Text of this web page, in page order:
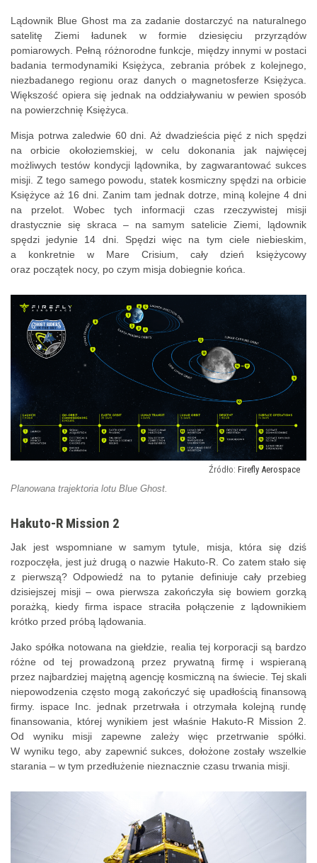
Lądownik Blue Ghost ma za zadanie dostarczyć na naturalnego
satelitę Ziemi ładunek w formie dziesięciu przyrządów
pomiarowych. Pełną różnorodne funkcje, między innymi w postaci
badania termodynamiki Księżyca, zebrania próbek z kolejnego,
niezbadanego regionu oraz danych o magnetosferze Księżyca.
Większość opiera się jednak na oddziaływaniu w pewien sposób
na powierzchnię Księżyca.
Misja potrwa zaledwie 60 dni. Aż dwadzieścia pięć z nich spędzi
na orbicie okołoziemskiej, w celu dokonania jak najwięcej
możliwych testów kondycji lądownika, by zagwarantować sukces
misji. Z tego samego powodu, statek kosmiczny spędzi na orbicie
Księżyce aż 16 dni. Zanim tam jednak dotrze, miną kolejne 4 dni
na przelot. Wobec tych informacji czas rzeczywistej misji
drastycznie się skraca – na samym satelicie Ziemi, lądownik
spędzi jedynie 14 dni. Spędzi więc na tym ciele niebieskim,
a konkretnie w Mare Crisium, cały dzień księżycowy
oraz początek nocy, po czym misja dobiegnie końca.
Firefly Aerospace
Planowana trajektoria lotu Blue Ghost.
Hakuto-R Mission 2
Jak jest wspomniane w samym tytule, misja, która się dziś
rozpoczęła, jest już drugą o nazwie Hakuto-R. Co zatem stało się
z pierwszą? Odpowiedź na to pytanie definiuje cały przebieg
dzisiejszej misji – owa pierwsza zakończyła się bowiem gorzką
porażką, kiedy firma ispace straciła połączenie z lądownikiem
krótko przed próbą lądowania.
Jako spółka notowana na giełdzie, realia tej korporacji są bardzo
różne od tej prowadzoną przez prywatną firmę i wspieraną
przez najbardziej majętną agencję kosmiczną na świecie. Tej skali
niepowodzenia często mogą zakończyć się upadłością finansową
firmy. ispace Inc. jednak przetrwała i otrzymała kolejną rundę
finansowania, której wynikiem jest właśnie Hakuto-R Mission 2.
Od wyniku misji zapewne zależy więc przetrwanie spółki.
W wyniku tego, aby zapewnić sukces, dołożone zostały wszelkie
starania – w tym przedłużenie nieznacznie czasu trwania misji.